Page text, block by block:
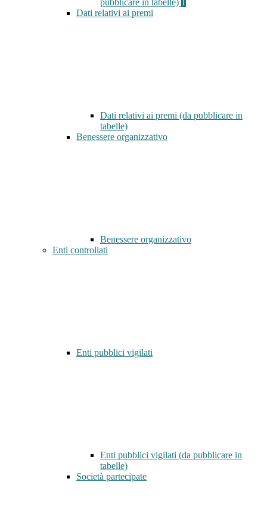
pubblicare in tabelle)
Dati relativi ai premi
Dati relativi ai premi (da pubblicare in
tabelle)
Benessere organizzativo
Benessere organizzativo
Enti controllati
Enti pubblici vigilati
Enti pubblici vigilati (da pubblicare in
tabelle)
Società partecipate